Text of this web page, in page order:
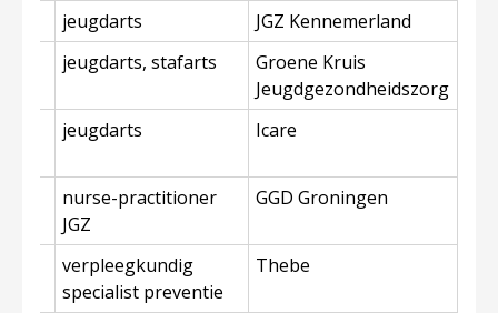
jeugdarts
JGZ Kennemerland
jeugdarts, stafarts
Groene Kruis
Jeugdgezondheidszorg
jeugdarts Icare
nurse-practitioner
JGZ
GGD Groningen
verpleegkundig
specialist preventie
Thebe